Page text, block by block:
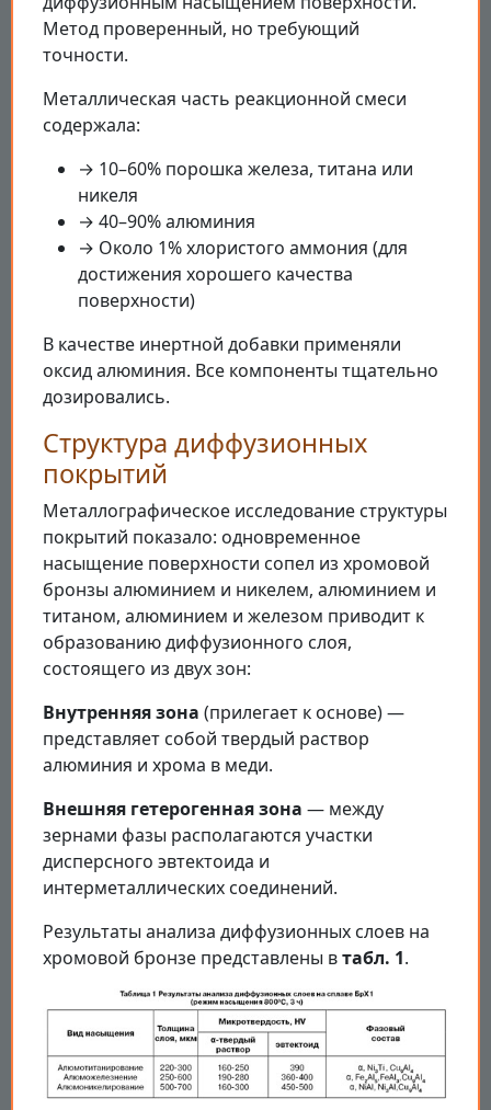
Метод проверенный, но требующий
точности.
Металлическая часть реакционной смеси
содержала:
→ 10–60% порошка железа, титана или
никеля
→ 40–90% алюминия
→ Около 1% хлористого аммония (для
достижения хорошего качества
поверхности)
В качестве инертной добавки применяли
оксид алюминия. Все компоненты тщательно
дозировались.
Структура диффузионных
покрытий
Металлографическое исследование структуры
покрытий показало: одновременное
насыщение поверхности сопел из хромовой
бронзы алюминием и никелем, алюминием и
титаном, алюминием и железом приводит к
образованию диффузионного слоя,
состоящего из двух зон:
Внутренняя зона (прилегает к основе) —
представляет собой твердый раствор
алюминия и хрома в меди.
Внешняя гетерогенная зона — между
зернами фазы располагаются участки
дисперсного эвтектоида и
интерметаллических соединений.
Результаты анализа диффузионных слоев на
хромовой бронзе представлены втабл. 1.